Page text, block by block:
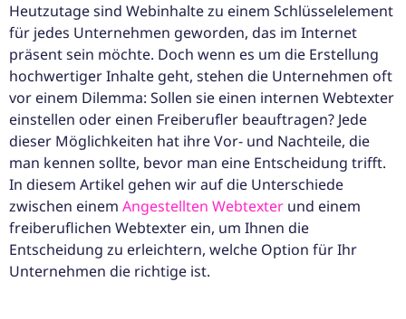
Heutzutage sind Webinhalte zu einem Schlüsselelement
für jedes Unternehmen geworden, das im Internet
präsent sein möchte. Doch wenn es um die Erstellung
hochwertiger Inhalte geht, stehen die Unternehmen oft
vor einem Dilemma: Sollen sie einen internen Webtexter
einstellen oder einen Freiberufler beauftragen? Jede
dieser Möglichkeiten hat ihre Vor- und Nachteile, die
man kennen sollte, bevor man eine Entscheidung trifft.
In diesem Artikel gehen wir auf die Unterschiede
zwischen einem Angestellten Webtexter und einem
freiberuflichen Webtexter ein, um Ihnen die
Entscheidung zu erleichtern, welche Option für Ihr
Unternehmen die richtige ist.